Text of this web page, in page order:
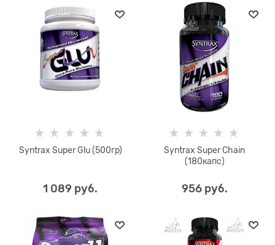
Syntrax Super Glu (500гр)
1 089 руб.
Syntrax Super Chain
(180капс)
956 руб.